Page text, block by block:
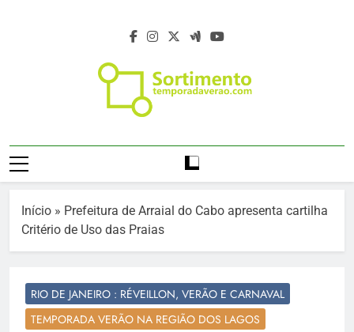
Temporada De
Verão 2027 –
Férias De Verão
2027 – Estação
Verão 2027
Verão 2027 –
Https://temporadaverao.com – Férias De
Projeto Verão 2027 – Programação Verão
– Temporada De Verão – Férias De Verão
– Viagem E Turismo No Verão –
Programação De Verão – Viagem E
Início » Prefeitura de Arraial do Cabo apresenta cartilha
Critério de Uso das Praias
RIO DE JANEIRO : RÉVEILLON, VERÃO E CARNAVAL
TEMPORADA VERÃO NA REGIÃO DOS LAGOS